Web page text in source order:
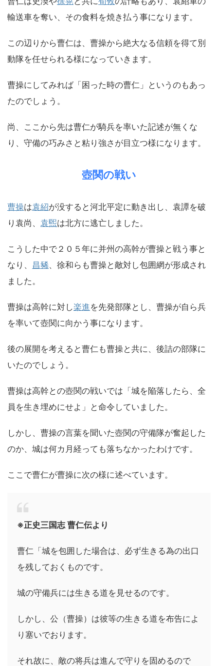
輸送車を奪い、その食料を焼き払う事になります。
この辺りから曹仁は、曹操から絶大なる信頼を得て別
動隊を任せられる様になっていきます。
曹操にしてみれば「困った時の曹仁」というのもあっ
たのでしょう。
尚、ここから先は曹仁が騎兵を率いた記述が無くな
り、守備の巧みさと粘り強さが目立つ様になります。
壺関の戦い
曹操は袁紹が没すると河北平定に動き出し、袁譚を破
り袁尚、 袁煕は北方に逃亡しました。
こうした中で２０５年に并州の高幹が曹操と戦う事と
なり、 昌豨、徐和らも曹操と敵対し包囲網が形成され
ました。
曹操は高幹に対し楽進を先発部隊とし、曹操が自ら兵
を率いて壺関に向かう事になります。
後の展開を考えると曹仁も曹操と共に、後詰の部隊に
いたのでしょう。
曹操は高幹との壺関の戦いでは「城を陥落したら、全
員を生き埋めにせよ」と命令していました。
しかし、曹操の言葉を聞いた壺関の守備隊が奮起した
のか、城は何カ月経っても落ちなかったわけです。
ここで曹仁が曹操に次の様に述べています。
※正史三国志 曹仁伝より
曹仁「城を包囲した場合は、必ず生きる為の出口
を残しておくものです。
城の守備兵には生きる道を見せるのです。
しかし、公（曹操）は彼等の生きる道を布告によ
り塞いでおります。
それ故に、敵の将兵は進んで守りを固めるので